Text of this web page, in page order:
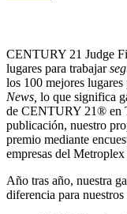
CENTURY 21 Judge
lugares para trabajar
los 100 mejores lugares
News, lo que significa
de CENTURY 21® en
publicación, nuestro
premio mediante
empresas del
Año tras año, nuestra
diferencia para nuestros